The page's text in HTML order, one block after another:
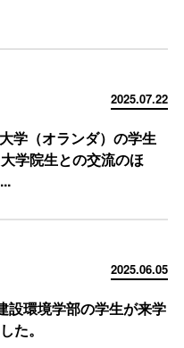
2025.07.22
学（オランダ）の学生
学院生との交流のほ
2025.06.05
設環境学部の学生が来学
た。